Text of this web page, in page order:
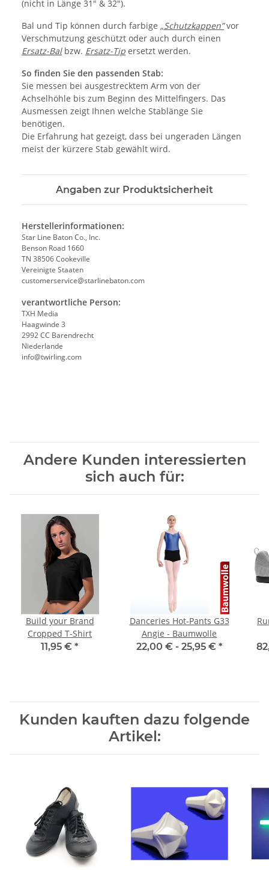
(nicht in Länge 31" & 32").
Bal und Tip können durch farbige „Schutzkappen”vor
Verschmutzung geschützt oder auch durch einen
Ersatz-Balbzw. Ersatz-Tip ersetzt werden.
So finden Sie den passenden Stab:
Sie messen bei ausgestrecktem Arm von der
Achselhöhle bis zum Beginn des Mittelfingers. Das
Ausmessen zeigt Ihnen welche Stablänge Sie
benötigen.
Die Erfahrung hat gezeigt, dass bei ungeraden Längen
meist der kürzere Stab gewählt wird.
Angaben zur Produktsicherheit
Herstellerinformationen:
Star Line Baton Co., Inc.
Benson Road 1660
TN 38506 Cookeville
Vereinigte Staaten
customerservice@starlinebaton.com
verantwortliche Person:
TXH Media
Haagwinde 3
2992 CC Barendrecht
Niederlande
info@twirling.com
Andere Kunden interessierten
sich auch für:
Build your Brand
Cropped T-Shirt
11,95 € *
Danceries Hot-Pants G33
Angie - Baumwolle
22,00 € - 25,95 € *
Kunden kauften dazu folgende
Artikel: